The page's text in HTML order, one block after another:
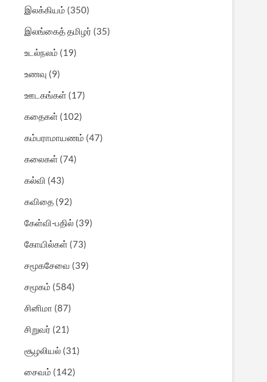
இலக்கியம் (350)
இலங்கைத் தமிழர் (35)
உடல்நலம் (19)
உணவு (9)
ஊடகங்கள் (17)
கதைகள் (102)
கம்பராமாயணம் (47)
கலைகள் (74)
கல்வி (43)
கவிதை (92)
கேள்வி-பதில் (39)
கோயில்கள் (73)
சமூகசேவை (39)
சமூகம் (584)
சினிமா (87)
சிறுவர் (21)
சூழலியல் (31)
சைவம் (142)